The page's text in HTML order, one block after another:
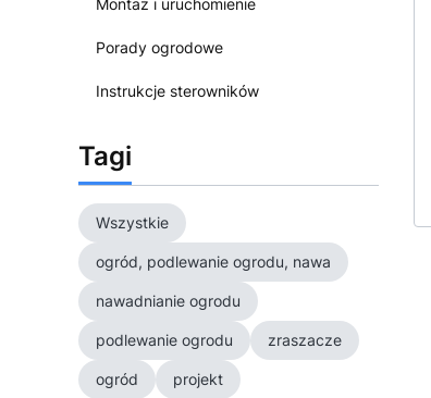
Montaż i uruchomienie
Porady ogrodowe
Instrukcje sterowników
Tagi
Wszystkie
ogród, podlewanie ogrodu, nawa
nawadnianie ogrodu
podlewanie ogrodu zraszacze
ogród projekt